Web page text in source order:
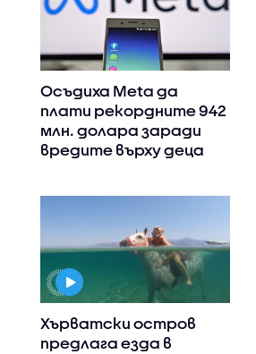
Осъдиха Meta да
плати рекордните 942
млн. долара заради
вредите върху деца
Хърватски остров
предлага езда в